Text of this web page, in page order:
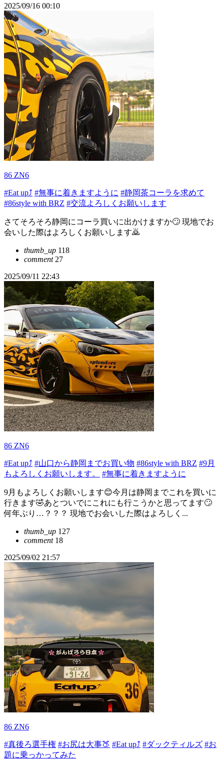
2025/09/16 00:10
86 ZN6
#Eat up⤴️ #無事に着きますように #静岡茶コーラを求めて
#86style with BRZ #交流よろしくお願いします
さてそろそろ静岡にコーラ買いに出かけますか🙄 現地でお
会いした際はよろしくお願いします🙇
thumb_up 118
comment27
2025/09/11 22:43
86 ZN6
#Eat up⤴️ #山口から静岡までお買い物 #86style with BRZ #9月
もよろしくお願いします。
#無事に着きますように
9月もよろしくお願いします😊今月は静岡までこれを買いに
行きます🤣あとついでにこれにも行こうかと思ってます🙄
何年ぶり…？？？ 現地でお会いした際はよろしく...
thumb_up 127
comment18
2025/09/02 21:57
86 ZN6
#真後ろ選手権 #お尻は大事🍑 #Eat up⤴️ #ダックティルズ #お
題に乗っかってみた